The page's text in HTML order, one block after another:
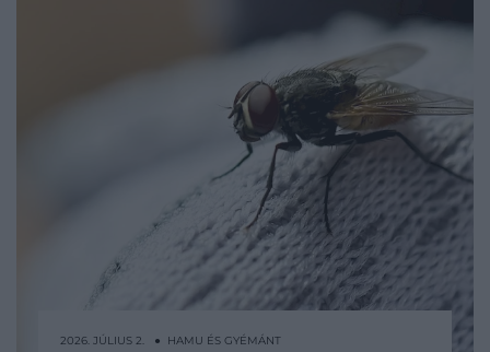
2026. JÚLIUS 2. ● HAMU ÉS GYÉMÁNT